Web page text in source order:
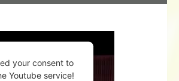
your consent to
Youtube service!